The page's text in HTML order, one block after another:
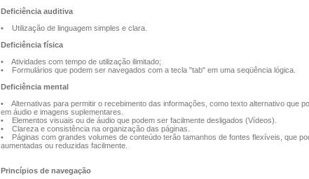
Deficiência auditiva
• Utilização de linguagem simples e clara.
Deficiência física
• Atividades com tempo de utilização ilimitado;
• Formulários que podem ser navegados com a tecla "tab" em uma seqüência lógica.
Deficiência mental
• Alternativas para permitir o recebimento das informações, como texto alternativo que
em áudio e imagens suplementares.
• Elementos visuais ou de áudio que podem ser facilmente desligados (Vídeos).
• Clareza e consistência na organização das páginas.
• Páginas com grandes volumes de conteúdo terão tamanhos de fontes flexíveis, que
aumentadas ou reduzidas facilmente.
Princípios de navegação